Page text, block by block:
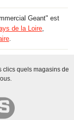
Geant" est
de la Loire,
.
clics quels magasins de